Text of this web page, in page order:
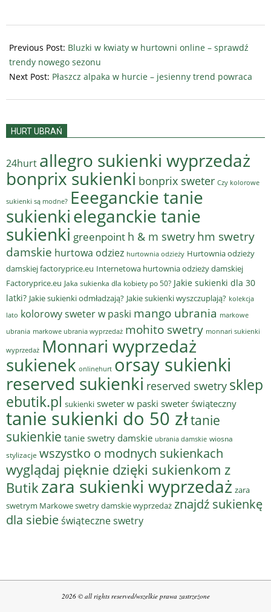
08-
18
Previous Post: Bluzki w kwiaty w hurtowni online – sprawdź
trendy nowego sezonu
Next Post: Płaszcz alpaka w hurcie – jesienny trend powraca
HURT UBRAŃ
24hurt allegro sukienki wyprzedaż
bonprix sukienki bonprix sweter Czy kolorowe
sukienki są modne? Eeeganckie tanie
sukienkieleganckie tanie
sukienki greenpoint h & m swetry hm swetry
damskie hurtowa odziez hurtownia odzieży Hurtownia odzieży
damskiej factoryprice.eu Internetowa hurtownia odzieży damskiej
Factoryprice.eu Jaka sukienka dla kobiety po 50? Jakie sukienki dla 30
latki? Jakie sukienki odmładzają? Jakie sukienki wyszczuplają? kolekcja
lato kolorowy sweter w paski mango ubrania markowe
ubrania markowe ubrania wyprzedaż mohito swetry monnari sukienki
wyprzedaż Monnari wyprzedaż
sukienek onlinehurt orsay sukienki
reserved sukienki reserved swetry sklep
ebutik.pl sukienki sweter w paski sweter świąteczny
tanie sukienki do 50 złtanie
sukienkie tanie swetry damskie ubrania damskie wiosna
stylizacje wszystko o modnych sukienkach
wyglądaj pięknie dzięki sukienkom z
Butik zara sukienki wyprzedaż zara
swetrym Markowe swetry damskie wyprzedaż znajdź sukienkę
dla siebieświąteczne swetry
2026 © all rights reserved/wszelkie prawa zastrzeżone